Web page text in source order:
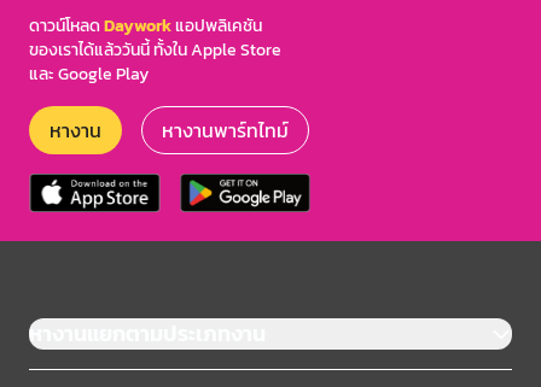
ดาวน์โหลดDayworkแอปพลิเคชัน
ของเราได้แล้ววันนี้ ทั้งใน Apple Store
และ Google Play
หางาน หางานพาร์ทไทม์
หางานแยกตามประเภทงาน